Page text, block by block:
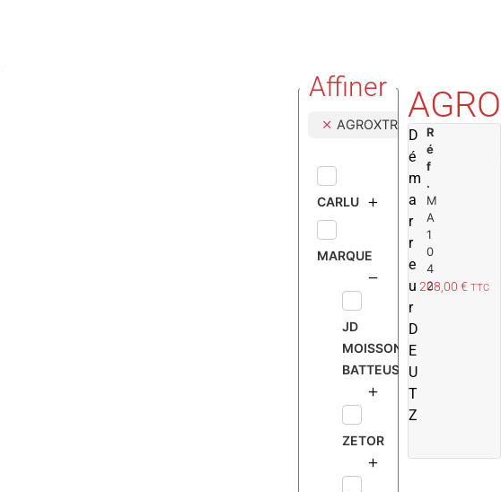
Affiner
AGROXTRA 3.57
CARLU
MARQUE
JD
MOISSONNEUSE
BATTEUSE
ZETOR
D
é
m
a
r
r
e
u
r
D
E
U
T
Z
R
é
f
.
M
A
1
0
4
2
208,00 € TTC